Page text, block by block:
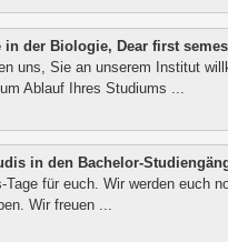
in der Biologie, Dear first
uns, Sie an unserem Institut
Ablauf Ihres Studiums ...
in den Bachelor-
für euch. Wir werden euch
Wir freuen ...